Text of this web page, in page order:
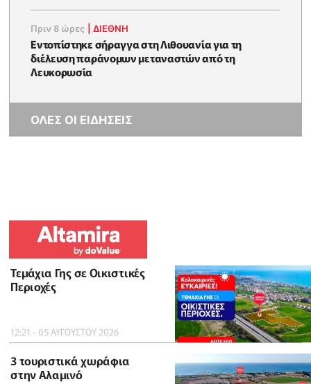
Πριν 8 ώρες |ΔΙΕΘΝΗ
Εντοπίστηκε σήραγγα στη Λιθουανία για τη
διέλευση παράνομων μεταναστών από τη
Λευκορωσία
ΟΛΕΣ ΟΙ ΕΙΔΗΣΕΙΣ
Τεμάχια Γης σε Οικιστικές
Περιοχές
12:21 - 05 ΑΥΓΟΥΣΤΟΥ 2026
3 τουριστικά χωράφια
στην Αλαμινό